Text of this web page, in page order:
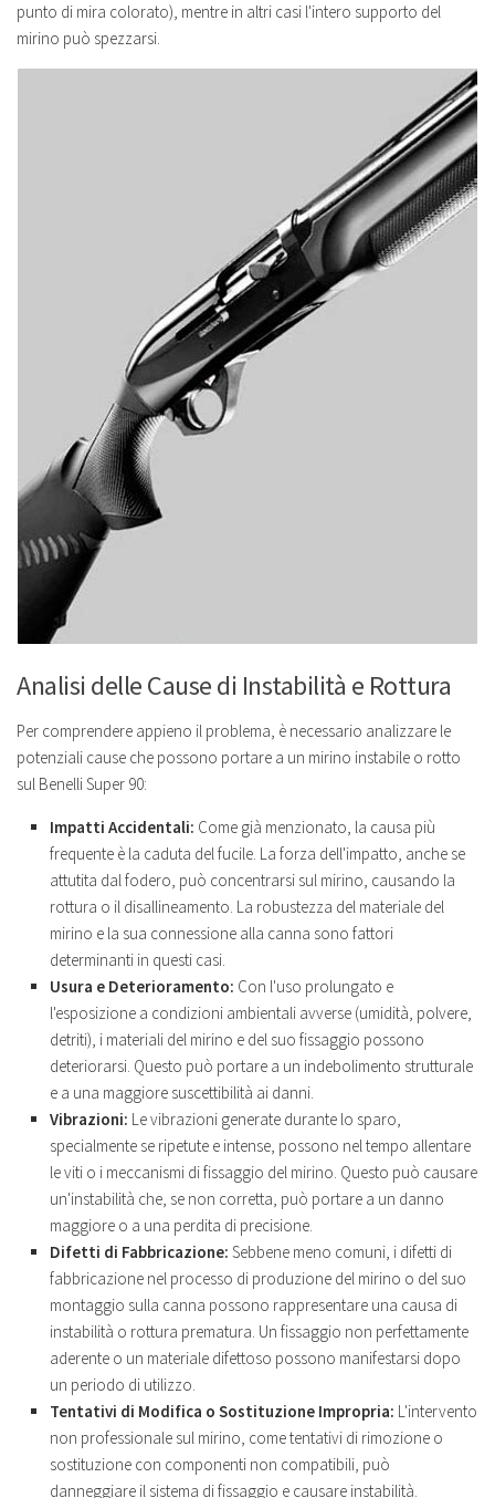
punto di mira colorato), mentre in altri casi l'intero supporto del
mirino può spezzarsi.
Analisi delle Cause di Instabilità e Rottura
Per comprendere appieno il problema, è necessario analizzare le
potenziali cause che possono portare a un mirino instabile o rotto
sul Benelli Super 90:
Impatti Accidentali: Come già menzionato, la causa più
frequente è la caduta del fucile. La forza dell'impatto, anche se
attutita dal fodero, può concentrarsi sul mirino, causando la
rottura o il disallineamento. La robustezza del materiale del
mirino e la sua connessione alla canna sono fattori
determinanti in questi casi.
Usura e Deterioramento: Con l'uso prolungato e
l'esposizione a condizioni ambientali avverse (umidità, polvere,
detriti), i materiali del mirino e del suo fissaggio possono
deteriorarsi. Questo può portare a un indebolimento strutturale
e a una maggiore suscettibilità ai danni.
Vibrazioni: Le vibrazioni generate durante lo sparo,
specialmente se ripetute e intense, possono nel tempo allentare
le viti o i meccanismi di fissaggio del mirino. Questo può causare
un'instabilità che, se non corretta, può portare a un danno
maggiore o a una perdita di precisione.
Difetti di Fabbricazione: Sebbene meno comuni, i difetti di
fabbricazione nel processo di produzione del mirino o del suo
montaggio sulla canna possono rappresentare una causa di
instabilità o rottura prematura. Un fissaggio non perfettamente
aderente o un materiale difettoso possono manifestarsi dopo
un periodo di utilizzo.
Tentativi di Modifica o Sostituzione Impropria: L'intervento
non professionale sul mirino, come tentativi di rimozione o
sostituzione con componenti non compatibili, può
danneggiare il sistema di fissaggio e causare instabilità.